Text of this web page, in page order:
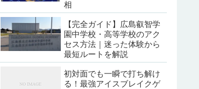
相
【完全ガイド】広島叡智学
園中学校・高等学校のアク
セス方法｜迷った体験から
最短ルートを解説
初対面でも一瞬で打ち解け
る！最強アイスブレイクゲ